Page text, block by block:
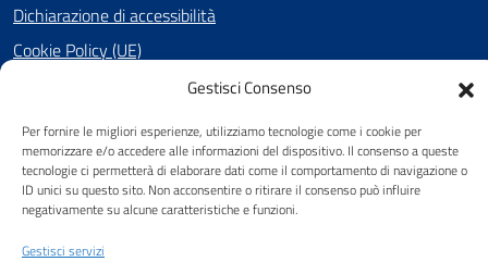
Gestisci Consenso
Per fornire le migliori esperienze, utilizziamo tecnologie come i cookie per
memorizzare e/o accedere alle informazioni del dispositivo. Il consenso a queste
tecnologie ci permetterà di elaborare dati come il comportamento di navigazione o
ID unici su questo sito. Non acconsentire o ritirare il consenso può influire
negativamente su alcune caratteristiche e funzioni.
Gestisci servizi
Dichiarazione di accessibilità
Cookie Policy (UE)
SEGUICI SU
Facebook
Attuazione Misure PNRR